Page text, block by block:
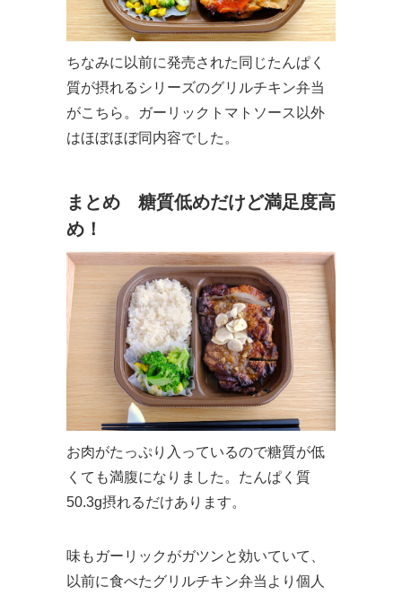
ちなみに以前に発売された同じたんぱく
質が摂れるシリーズのグリルチキン弁当
がこちら。ガーリックトマトソース以外
はほぼほぼ同内容でした。
まとめ 糖質低めだけど満足度高
め！
お肉がたっぷり入っているので糖質が低
くても満腹になりました。たんぱく質
50.3g摂れるだけあります。
味もガーリックがガツンと効いていて、
以前に食べたグリルチキン弁当より個人